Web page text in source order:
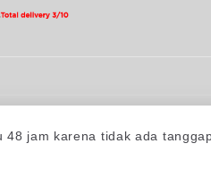
jam karena tidak ada